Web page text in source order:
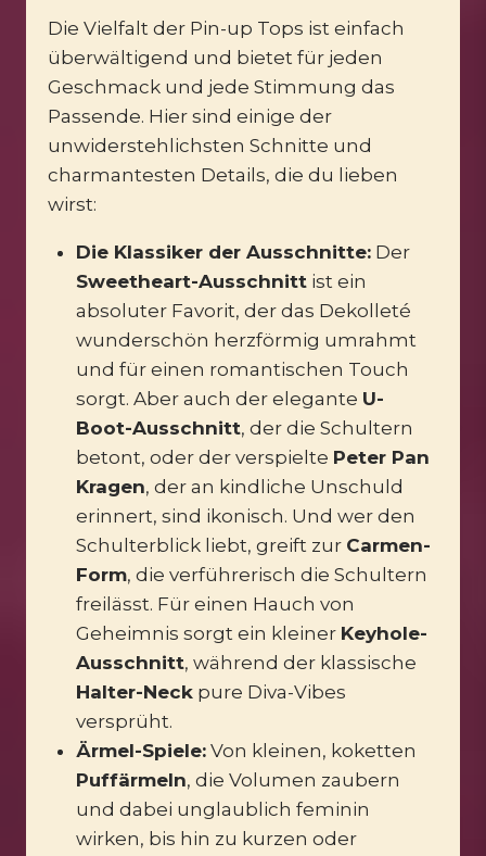
Die Vielfalt der Pin-up Tops ist einfach
überwältigend und bietet für jeden
Geschmack und jede Stimmung das
Passende. Hier sind einige der
unwiderstehlichsten Schnitte und
charmantesten Details, die du lieben
wirst:
Die Klassiker der Ausschnitte:Der
Sweetheart-Ausschnittist ein
absoluter Favorit, der das Dekolleté
wunderschön herzförmig umrahmt
und für einen romantischen Touch
sorgt. Aber auch der elegante U-
Boot-Ausschnitt, der die Schultern
betont, oder der verspielte Peter Pan
Kragen, der an kindliche Unschuld
erinnert, sind ikonisch. Und wer den
Schulterblick liebt, greift zur Carmen-
Form, die verführerisch die Schultern
freilässt. Für einen Hauch von
Geheimnis sorgt ein kleiner Keyhole-
Ausschnitt, während der klassische
Halter-Neckpure Diva-Vibes
versprüht.
Ärmel-Spiele:Von kleinen, koketten
Puffärmeln, die Volumen zaubern
und dabei unglaublich feminin
wirken, bis hin zu kurzen oder